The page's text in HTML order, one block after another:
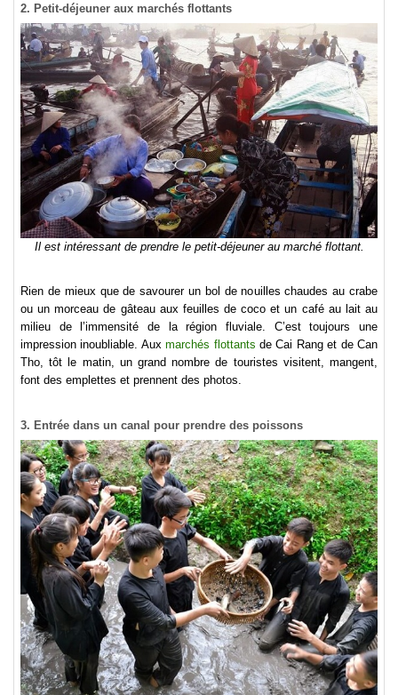
2. Petit-déjeuner aux marchés flottants
Il est intéressant de prendre le petit-déjeuner au marché flottant.
Rien de mieux que de savourer un bol de nouilles chaudes au crabe
ou un morceau de gâteau aux feuilles de coco et un café au lait au
milieu de l’immensité de la région fluviale. C’est toujours une
impression inoubliable. Auxmarchés flottants de Cai Rang et de Can
Tho, tôt le matin, un grand nombre de touristes visitent, mangent,
font des emplettes et prennent des photos.
3. Entrée dans un canal pour prendre des poissons